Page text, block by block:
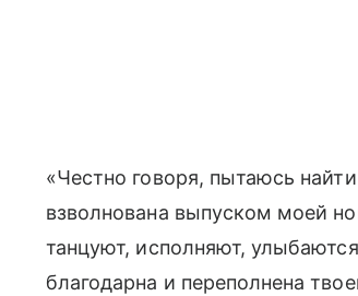
«Честно говоря, пытаюсь
взволнована выпуском моей
танцуют, исполняют,
благодарна и переполнена